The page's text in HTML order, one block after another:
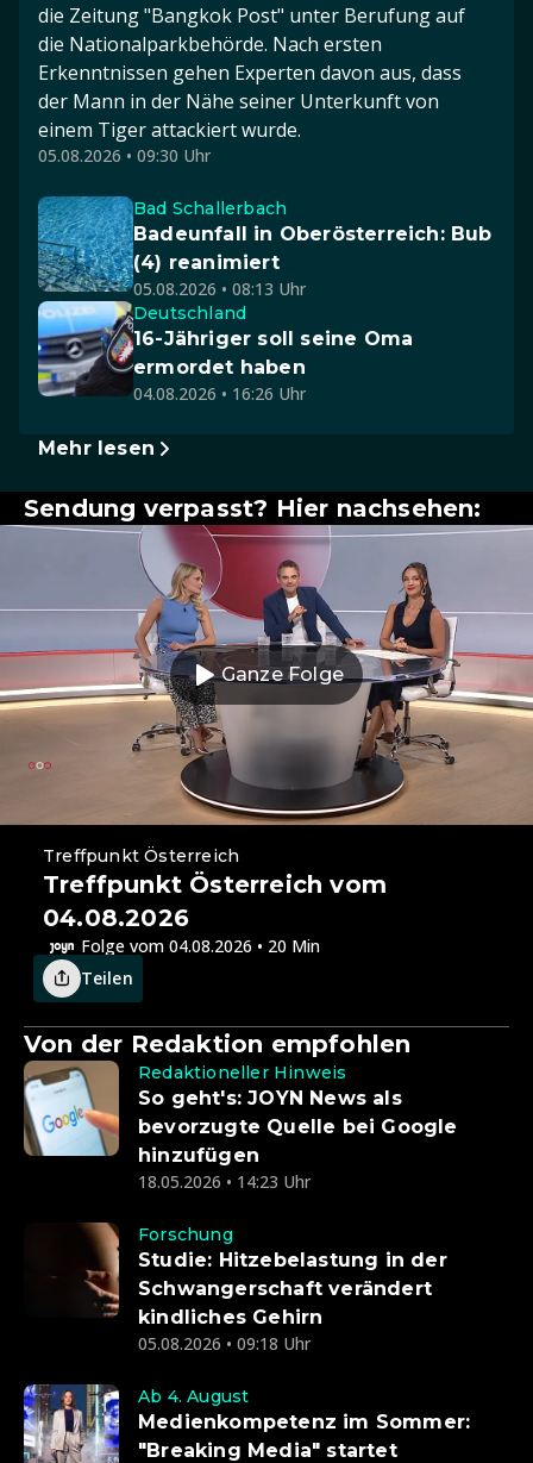
die Zeitung "Bangkok Post" unter Berufung auf
die Nationalparkbehörde. Nach ersten
Erkenntnissen gehen Experten davon aus, dass
der Mann in der Nähe seiner Unterkunft von
einem Tiger attackiert wurde.
05.08.2026 • 09:30 Uhr
Bad Schallerbach
Badeunfall in Oberösterreich: Bub
(4) reanimiert
05.08.2026 • 08:13 Uhr
Deutschland
16-Jähriger soll seine Oma
ermordet haben
04.08.2026 • 16:26 Uhr
Mehr lesen
Sendung verpasst? Hier nachsehen:
Ganze Folge
Treffpunkt Österreich
Treffpunkt Österreich vom
04.08.2026
Folge vom 04.08.2026 • 20 Min
Teilen
Von der Redaktion empfohlen
Redaktioneller Hinweis
So geht's: JOYN News als
bevorzugte Quelle bei Google
hinzufügen
18.05.2026 • 14:23 Uhr
Forschung
Studie: Hitzebelastung in der
Schwangerschaft verändert
kindliches Gehirn
05.08.2026 • 09:18 Uhr
Ab 4. August
Medienkompetenz im Sommer:
"Breaking Media" startet